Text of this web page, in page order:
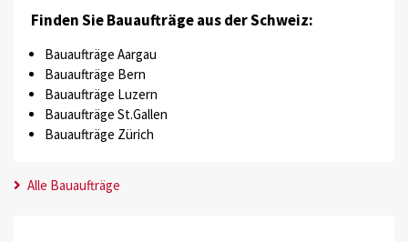
Finden Sie Bauaufträge aus der Schweiz:
Bauaufträge Aargau
Bauaufträge Bern
Bauaufträge Luzern
Bauaufträge St.Gallen
Bauaufträge Zürich
Alle Bauaufträge